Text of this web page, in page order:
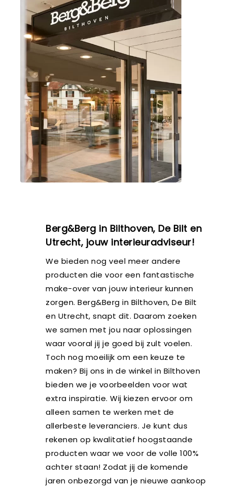
Berg&Berg in Bilthoven, De Bilt en
Utrecht, jouw interieuradviseur!
We bieden nog veel meer andere
producten die voor een fantastische
make-over van jouw interieur kunnen
zorgen. Berg&Berg in Bilthoven, De Bilt
en Utrecht, snapt dit. Daarom zoeken
we samen met jou naar oplossingen
waar vooral jij je goed bij zult voelen.
Toch nog moeilijk om een keuze te
maken? Bij ons in de winkel in Bilthoven
bieden we je voorbeelden voor wat
extra inspiratie. Wij kiezen ervoor om
alleen samen te werken met de
allerbeste leveranciers. Je kunt dus
rekenen op kwalitatief hoogstaande
producten waar we voor de volle 100%
achter staan! Zodat jij de komende
jaren onbezorgd van je nieuwe aankoop